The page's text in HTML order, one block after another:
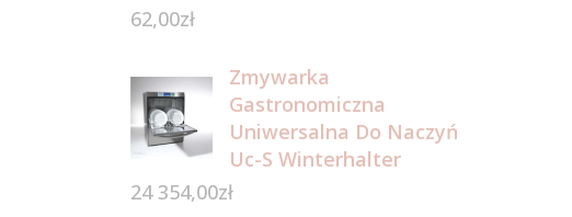
62,00zł
Zmywarka
Gastronomiczna
Uniwersalna Do Naczyń
Uc-S Winterhalter
24 354,00zł